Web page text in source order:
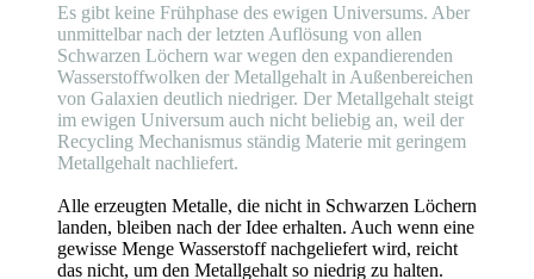
Es gibt keine Frühphase des ewigen Universums. Aber
unmittelbar nach der letzten Auflösung von allen
Schwarzen Löchern war wegen den expandierenden
Wasserstoffwolken der Metallgehalt in Außenbereichen
von Galaxien deutlich niedriger. Der Metallgehalt steigt
im ewigen Universum auch nicht beliebig an, weil der
Recycling Mechanismus ständig Materie mit geringem
Metallgehalt nachliefert.
Alle erzeugten Metalle, die nicht in Schwarzen Löchern
landen, bleiben nach der Idee erhalten. Auch wenn eine
gewisse Menge Wasserstoff nachgeliefert wird, reicht
das nicht, um den Metallgehalt so niedrig zu halten.